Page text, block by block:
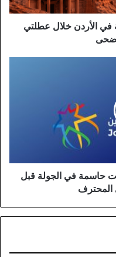
في الأردن خلال عطلتي
اللقب يشتد: 3 مباريات حاسمة في الجولة قبل
المحترف